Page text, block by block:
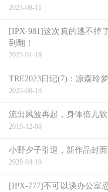
2023-08-11
[IPX-981]这次真的逃不掉
到翻！
2023-01-19
TRE2023日记(7)：凉森玲
2023-08-10
流出风波再起，身体倍儿
2019-12-08
小野夕子引退，新作品封面
2020-04-19
[IPX-777]不可以谈办公室